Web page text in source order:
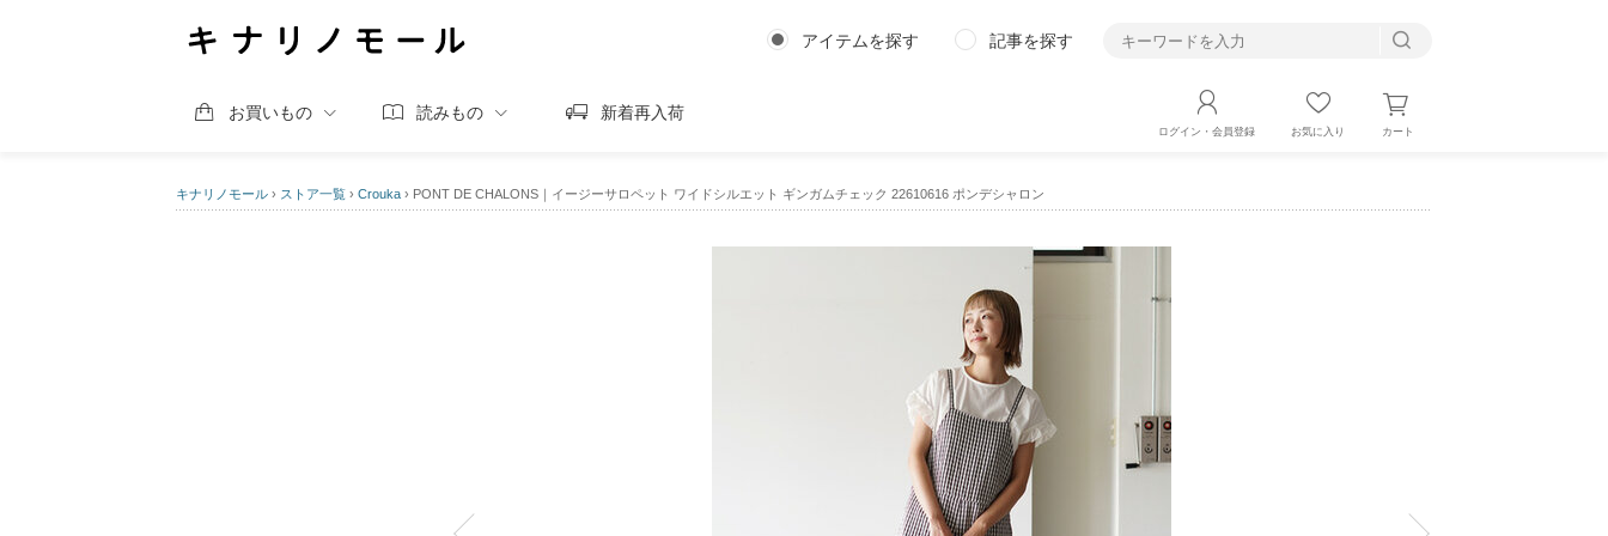
アイテムを探す 記事を探す
お買いもの 読みもの 新着再入荷
ログイン・会員登録 お気に入り カート
キナリノモール › ストア一覧 › Crouka › PONT DE CHALONS｜イージーサロペット ワイドシルエット ギンガムチェック 22610616 ポンデシャロン